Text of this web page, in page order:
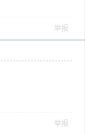
举报
举报